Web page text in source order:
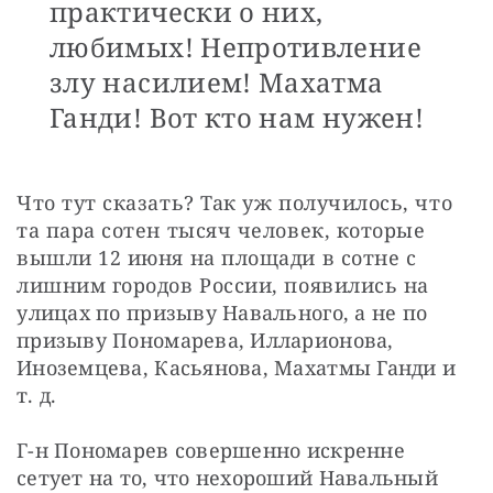
практически о них,
любимых! Непротивление
злу насилием! Махатма
Ганди! Вот кто нам нужен!
Что тут сказать? Так уж получилось, что
та пара сотен тысяч человек, которые
вышли 12 июня на площади в сотне с
лишним городов России, появились на
улицах по призыву Навального, а не по
призыву Пономарева, Илларионова,
Иноземцева, Касьянова, Махатмы Ганди и
т. д.
Г-н Пономарев совершенно искренне
сетует на то, что нехороший Навальный